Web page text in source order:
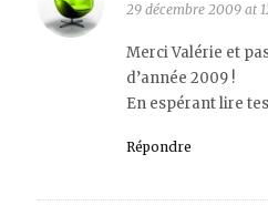
29 décembre 2009 at
Merci Valérie et
d’année 2009 !
En espérant lire
Répondre